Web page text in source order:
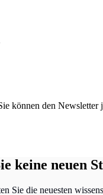
können den Newsletter
keine neuen
Sie die neuesten